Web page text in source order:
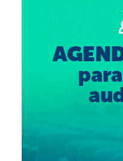
Clube de
Valores dos
Reserva de
Contatos